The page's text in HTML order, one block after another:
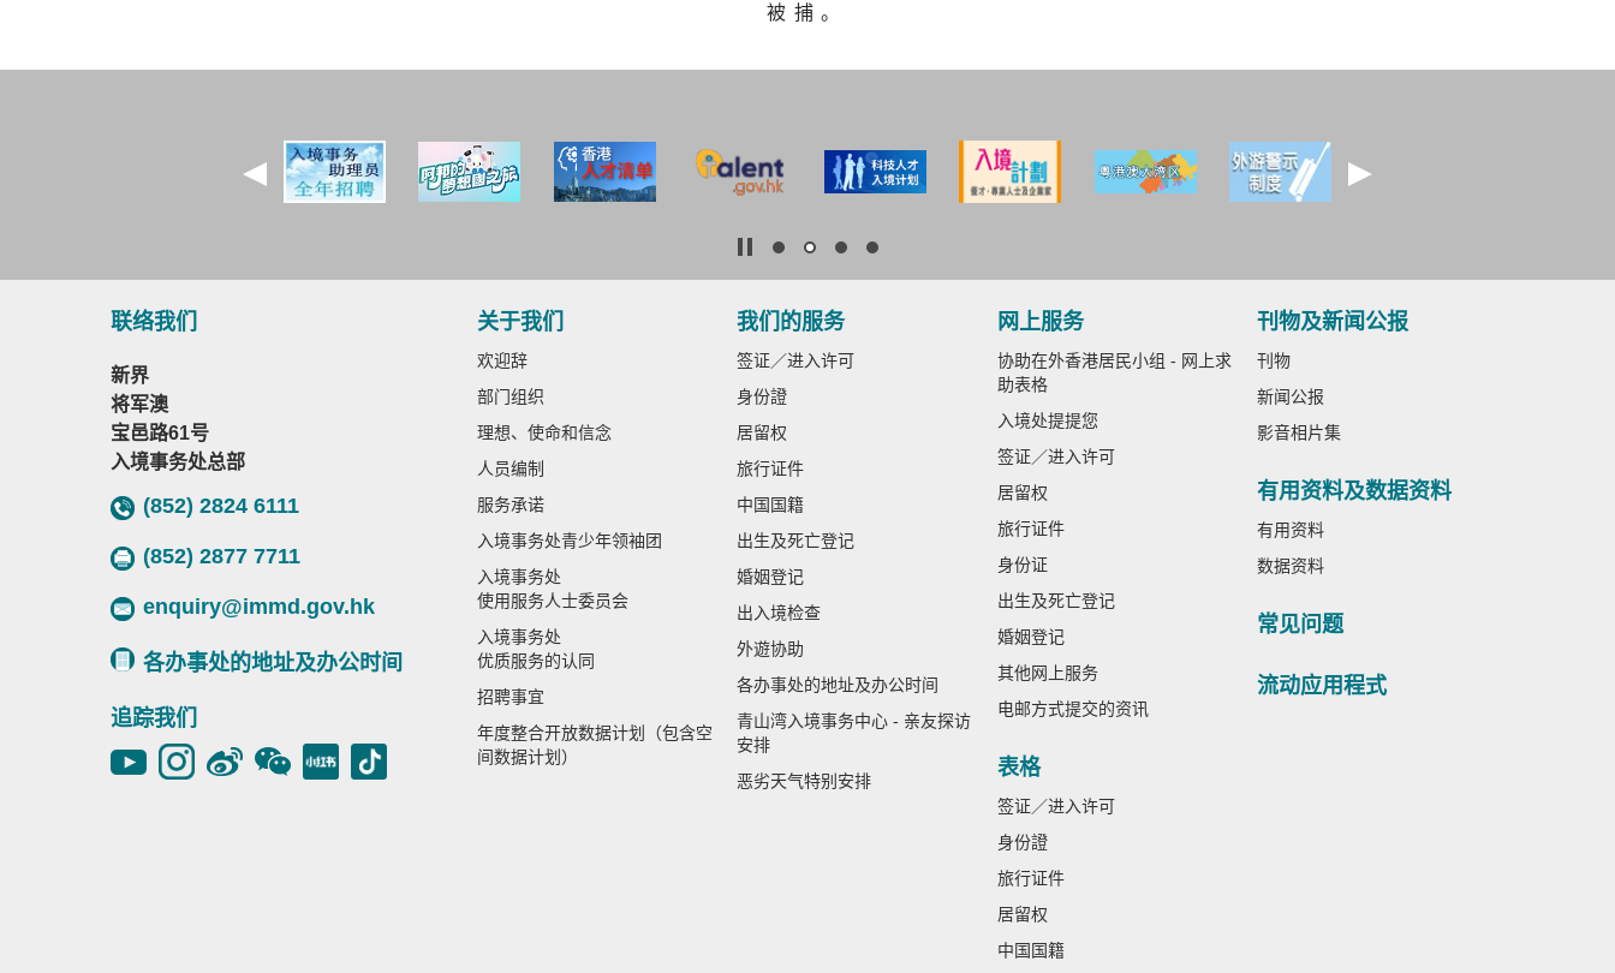
被捕。
联络我们
新界
将军澳
宝邑路61号
入境事务处总部
(852) 2824 6111
(852) 2877 7711
enquiry@immd.gov.hk
各办事处的地址及办公时间
追踪我们
关于我们
欢迎辞
部门组织
理想、使命和信念
人员编制
服务承诺
入境事务处青少年领袖团
入境事务处
使用服务人士委员会
入境事务处
优质服务的认同
招聘事宜
年度整合开放数据计划（包含空
间数据计划）
我们的服务
签证／进入许可
身份證
居留权
旅行证件
中国国籍
出生及死亡登记
婚姻登记
出入境检查
外遊协助
各办事处的地址及办公时间
青山湾入境事务中心 - 亲友探访
安排
恶劣天气特别安排
网上服务
协助在外香港居民小组 - 网上求
助表格
入境处提提您
签证／进入许可
居留权
旅行证件
身份证
出生及死亡登记
婚姻登记
其他网上服务
电邮方式提交的资讯
表格
签证／进入许可
身份證
旅行证件
居留权
中国国籍
刊物及新闻公报
刊物
新闻公报
影音相片集
有用资料及数据资料
有用资料
数据资料
常见问题
流动应用程式